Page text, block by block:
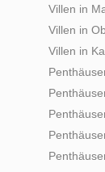
Villen in
Villen in
Villen in